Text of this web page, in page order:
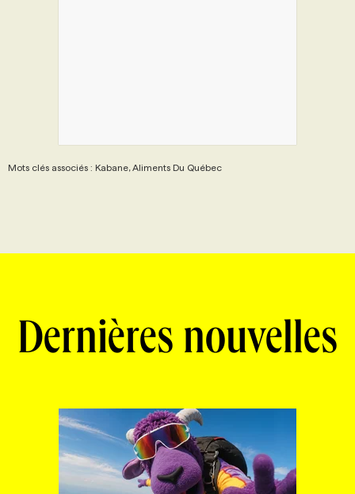
Mots clés associés : Kabane, Aliments Du Québec
Dernières nouvelles